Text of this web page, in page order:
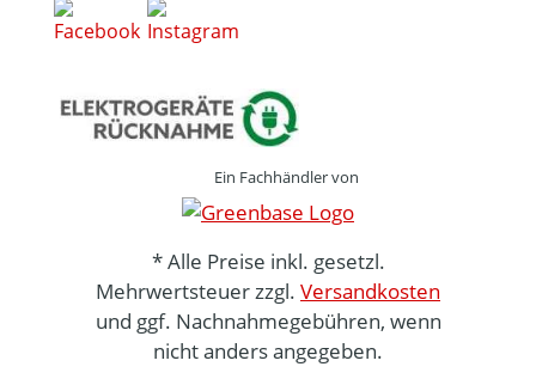
Ein Fachhändler von
* Alle Preise inkl. gesetzl.
Mehrwertsteuer zzgl. Versandkosten
und ggf. Nachnahmegebühren, wenn
nicht anders angegeben.